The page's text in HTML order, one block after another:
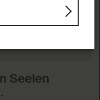
Seelen